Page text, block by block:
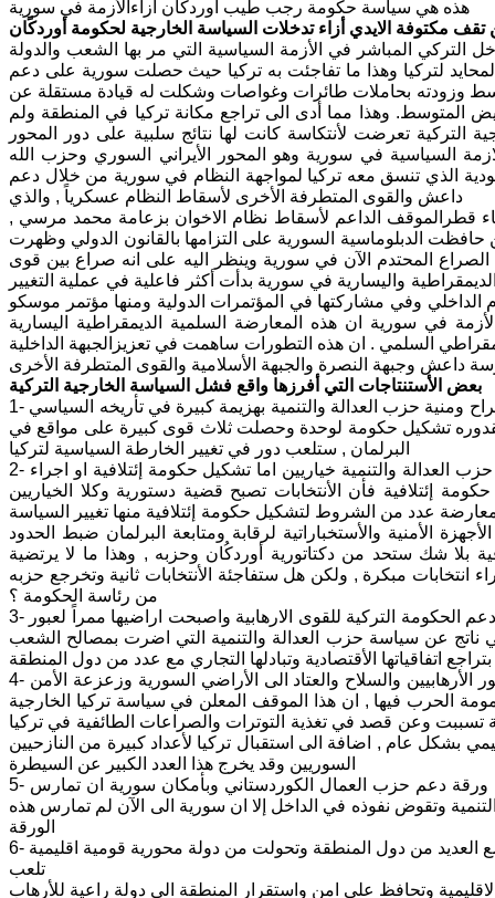
هذه هي سياسة حكومة رجب طيب أوردكًان أزاءالأزمة في سورية
مكتوفة الايدي أزاء تدخلات السياسة الخارجية لحكومة أوردكًان
التركي المباشر في الأزمة السياسية التي مر بها الشعب والدولة
لتركيا وهذا ما تفاجئت به تركيا حيث حصلت سورية على دعم
وزودته بحاملات طائرات وغواصات وشكلت له قيادة مستقلة عن
المتوسط. وهذا مما أدى الى تراجع مكانة تركيا في المنطقة ولم
تعرضت لأنتكاسة كانت لها نتائج سلبية على دور المحور
السياسية في سورية وهو المحور الأيراني السوري وحزب الله
الذي تنسق معه تركيا لمواجهة النظام في سورية من خلال دعم
داعش والقوى المتطرفة الأخرى لأسقاط النظام عسكرياً , والذي
قطرالموقف الداعم لأسقاط نظام الاخوان بزعامة محمد مرسي ,
حافظت الدبلوماسية السورية على التزامها بالقانون الدولي وظهرت
الصراع المحتدم الآن في سورية وينظر اليه على انه صراع بين قوى
واليسارية في سورية بدأت أكثر فاعلية في عملية التغيير
الداخلي وفي مشاركتها في المؤتمرات الدولية ومنها مؤتمر موسكو
في سورية ان هذه المعارضة السلمية الديمقراطية اليسارية
السلمي . ان هذه التطورات ساهمت في تعزيزالجبهة الداخلية
داعش وجبهة النصرة والجبهة الأسلامية والقوى المتطرفة الأخرى
بعض الأستنتاجات التي أفرزها واقع فشل السياسة الخارجية التركية
1- داخلياً لقد عاقب الشعب التركي حكومة رجب طيب أوردكًان من خلال صناديق الأقتراح ومنية حزب العدالة والتنمية بهزيمة كبيرة في تأريخه السياسي
ليس بمقدوره تشكيل حكومة لوحدة وحصلت ثلاث قوى كبيرة على مواقع في
البرلمان , ستلعب دور في تغيير الخارطة السياسية لتركيا
2- تمر اليوم تركيا بأزمة سياسية منذ ظهور نتائج الأنتخابات البرلمانية الى الآن , وامام حزب العدالة والتنمية خياريين اما تشكيل حكومة إئتلافية او اجراء
تشكيل حكومة إئتلافية فأن الأنتخابات تصبح قضية دستورية وكلا الخياريين
عدد من الشروط لتشكيل حكومة إئتلافية منها تغيير السياسة
الأمنية والأستخباراتية لرقابة ومتابعة البرلمان ضبط الحدود
بلا شك ستحد من دكتاتورية أوردكُان وحزبه , وهذا ما لا يرتضية
مبكرة , ولكن هل ستفاجئة الأنتخابات ثانية وتخرجع حزبه
من رئاسة الحكومة ؟
3- اصبح بحكم المستحيل قبول تركيا عضو في الاتحاد الأوربي بعدما تيقنت دول الاتحاد دعم الحكومة التركية للقوى الارهابية واصبحت اراضيها ممراً لعبور
ناتج عن سياسة حزب العدالة والتنمية التي اضرت بمصالح الشعب
اتفاقياتها الأقتصادية وتبادلها التجاري مع عدد من دول المنطقة
4- ان تدخل تركيا في الشأن الداخلي السوري وانتهاك استقلالها الوطني , والسماح بعبور الأرهابيين والسلاح والعتاد الى الأراضي السورية وزعزعة الأمن
الحرب فيها , ان هذا الموقف المعلن في سياسة تركيا الخارجية
تسببت وعن قصد في تغذية التوترات والصراعات الطائفية في تركيا
بشكل عام , اضافة الى استقبال تركيا لأعداد كبيرة من النازحيين
السوريين وقد يخرج هذا العدد الكبير عن السيطرة
5- ان ما تخشاه تركيا من سورية هو انه الى الآن تحتفظ سورية بعدد من الأوراق ومنها ورقة دعم حزب العمال الكوردستاني وبأمكان سورية ان تمارس
وتقوض نفوذه في الداخل إلا ان سورية الى الآن لم تمارس هذه
الورقة
6- اقليمياً تركيا تمر اليوم بعزلة على صعيد علاقاتها الدبلوماسية والاقتصادية والتجارية مع العديد من دول المنطقة وتحولت من دولة محورية قومية اقليمية
تلعب
وتحافظ على امن واستقرار المنطقة الى دولة راعية للأرهاب